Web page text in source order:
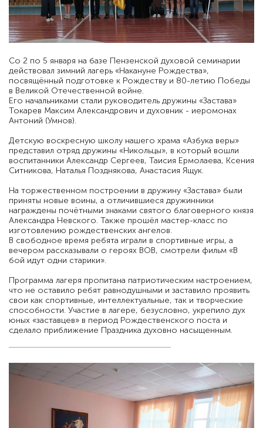
Со 2 по 5 января на базе Пензенской духовой семинарии
действовал зимний лагерь «Накануне Рождества»,
посвящённый подготовке к Рождеству и 80-летию Победы
в Великой Отечественной войне.
Его начальниками стали руководитель дружины «Застава»
Токарев Максим Александрович и духовник - иеромонах
Антоний (Умнов).
Детскую воскресную школу нашего храма «Азбука веры»
представил отряд дружины «Никольцы», в который вошли
воспитанники Александр Сергеев, Таисия Ермолаева, Ксения
Ситникова, Наталья Позднякова, Анастасия Ящук.
На торжественном построении в дружину «Застава» были
приняты новые воины, а отличившиеся дружинники
награждены почётными знаками святого благоверного князя
Александра Невского. Также прошёл мастер-класс по
изготовлению рождественских ангелов.
В свободное время ребята играли в спортивные игры, а
вечером рассказывали о героях ВОВ, смотрели фильм «В
бой идут одни старики».
Программа лагеря пропитана патриотическим настроением,
что не оставило ребят равнодушными и заставило проявить
свои как спортивные, интеллектуальные, так и творческие
способности. Участие в лагере, безусловно, укрепило дух
юных «заставцев» в период Рождественского поста и
сделало приближение Праздника духовно насыщенным.